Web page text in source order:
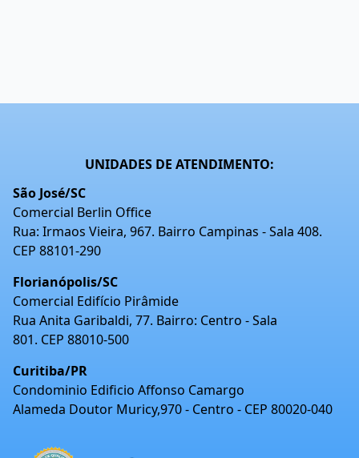
UNIDADES DE ATENDIMENTO:
São José/SC
Comercial Berlin Office
Rua: Irmaos Vieira, 967. Bairro Campinas - Sala 408.
CEP 88101-290
Florianópolis/SC
Comercial Edifício Pirâmide
Rua Anita Garibaldi, 77. Bairro: Centro - Sala
801. CEP 88010-500
Curitiba/PR
Condominio Edificio Affonso Camargo
Alameda Doutor Muricy,970 - Centro - CEP 80020-040